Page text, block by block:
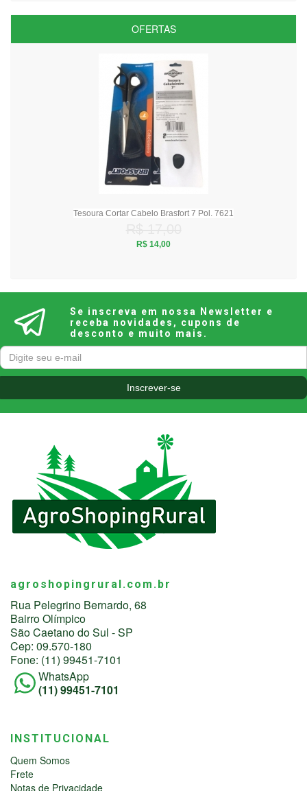
OFERTAS
Tesoura Cortar Cabelo Brasfort 7 Pol. 7621
R$ 14,00
Se inscreva em nossa Newsletter e
receba novidades, cupons de
desconto e muito mais.
agroshopingrural.com.br
Rua Pelegrino Bernardo, 68
Bairro Olímpico
São Caetano do Sul - SP
Cep: 09.570-180
Fone: (11) 99451-7101
WhatsApp
(11) 99451-7101
INSTITUCIONAL
Quem Somos
Frete
Notas de Privacidade